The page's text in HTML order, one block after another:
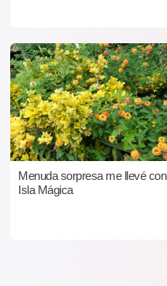
Menuda sorpresa me llevé con
Isla Mágica